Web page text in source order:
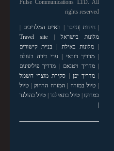
Pulse Communications LTD. All
rights reserved
|חידות |זנזיבר | האיים המלדיבים |
מלונות בישראל |
Travel site
|מלונות באילת | בניית קישורים
| מדריך דובאי | ערי בירה בעולם
|מדריך ויטנאם | מדריך פיליפינים
|מדריך יפן | סקירת מוצרי חשמל
| טיול במזרח | המזרח הרחוק| טיול
במרוקו| טיול בתאילנד| טיול בהולנד
|